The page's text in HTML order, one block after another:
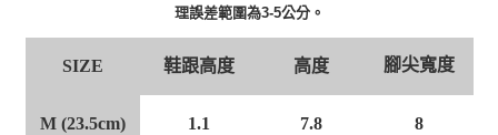
理誤差範圍為3-5公分。
SIZE 鞋跟高度 高度 腳尖寬度
M (23.5cm) 1.1 7.8 8